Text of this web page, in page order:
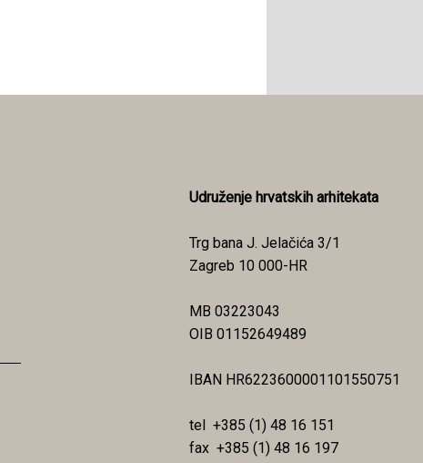
Udruženje hrvatskih arhitekata
Trg bana J. Jelačića 3/1
Zagreb 10 000-HR
MB 03223043
OIB 01152649489
IBAN HR6223600001101550751
tel +385 (1) 48 16 151
fax +385 (1) 48 16 197